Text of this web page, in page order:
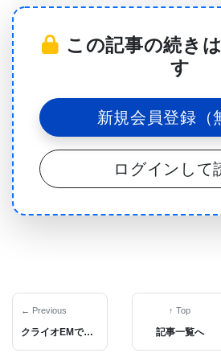
プレプリントサーバーbioRxivで
臨床研究を発表しました。この
の概念実証（proof-of-concept）
す。NanoCas™は、単一のアデ
ター（AAV: adeno-associated
て全身投与した場合に、効率的
初の超小型CRISPRシステムで
タイトルは「Single-AAV
骨格筋の単一AAV CRISPR編集
この記事の続き
す
新規会員登録（
ログインして
← Previous
クライオEMで解明！細胞表面へのタンパク質リサイクル機構：SNX17とRetriever複合体の構造基盤
↑ Top
記事一覧へ